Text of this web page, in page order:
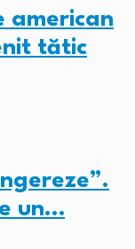
american
tătic
un…